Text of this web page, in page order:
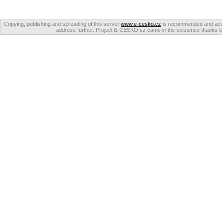
Copying, publishing and spreading of this server www.e-cesko.cz is recommended and
address further. Project E-CESKO.cz came in the existence thanks